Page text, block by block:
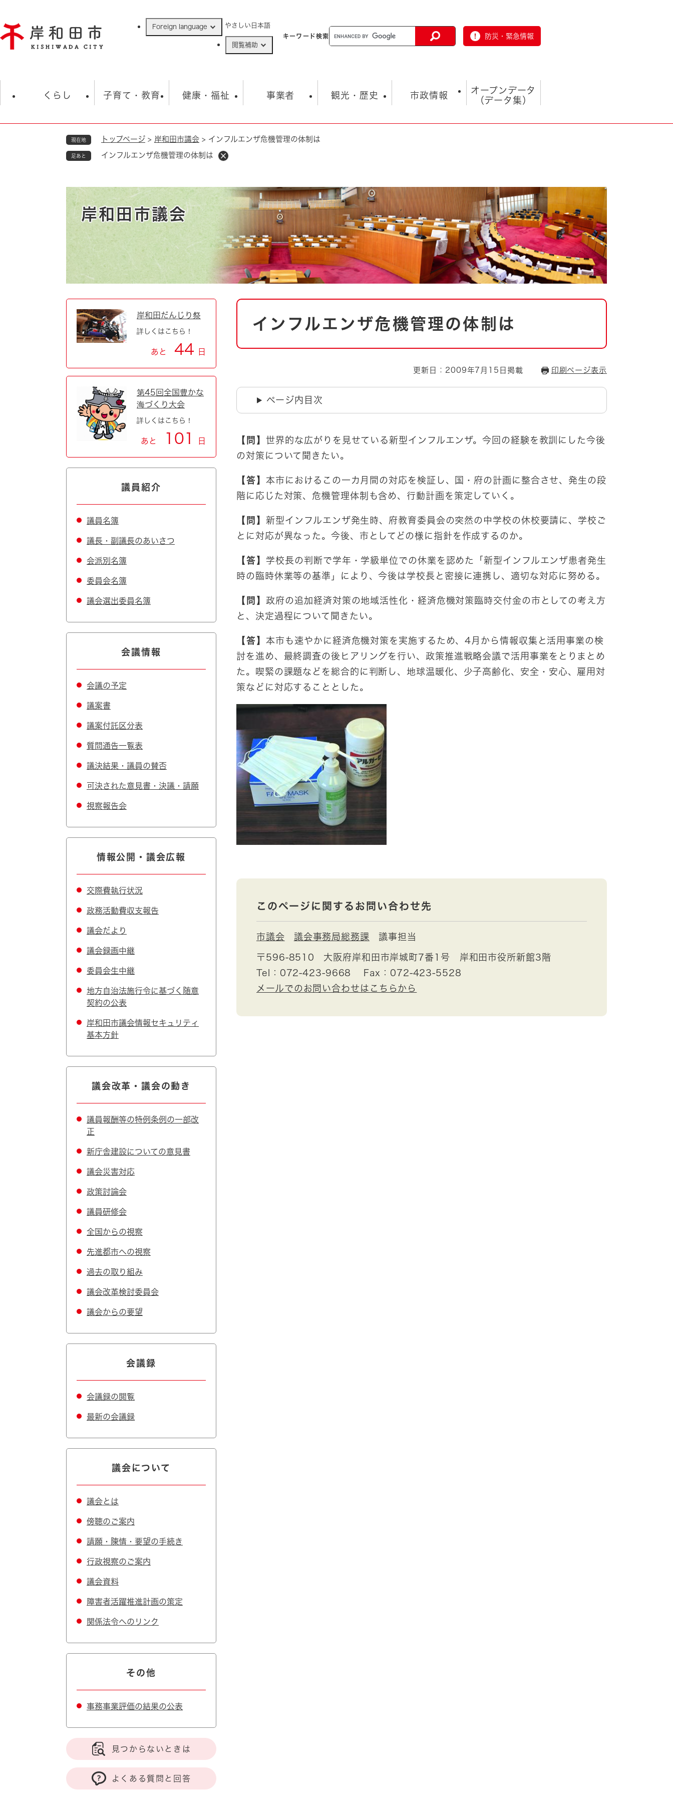
ジ
の
Foreign language やさしい日本語
閲覧補助
キーワード検索 防災・緊急情報
くらし
住民票・戸籍
ごみ・衛生・動物 救急・消防
防災・防犯 上水道・下水道
自然・環境・公園 住宅
引っ越し おくやみ
男女共同参画
地域コミュニティ・ボラン
道路・河川・交通 まちづくり
国際交流
子育て・教育
学校 子育て
健康・福祉
福祉・健康・生活 生涯学習・スポーツ
事業者
入札・契約情報
環境 福祉・介護
とじる
観光・歴史
観光 観光スポット
とじる
市政情報
市の概要
市政 職員採用情報
市役所・施設の案内
オープンデータ
（データ集）
オープンデータ
現在地 トップページ > 岸和田市議会 > インフルエンザ危機管理の体制は
足あと インフルエンザ危機管理の体制は
岸和田市議会
本
インフルエンザ危機管理の体制は
更新日：2009年7月15日掲載 印刷ページ表示
ページ内目次
【問】世界的な広がりを見せている新型インフルエンザ。今回の経験を教訓にした今後
の対策について聞きたい。
【答】 本市におけるこの一カ月間の対応を検証し、国・府の計画に整合させ、発生の段
階に応じた対策、危機管理体制も含め、行動計画を策定していく。
【問】 新型インフルエンザ発生時、府教育委員会の突然の中学校の休校要請に、学校ご
とに対応が異なった。今後、市としてどの様に指針を作成するのか。
【答】 学校長の判断で学年・学級単位での休業を認めた「新型インフルエンザ患者発生
時の臨時休業等の基準」により、今後は学校長と密接に連携し、適切な対応に努める。
【問】 政府の追加経済対策の地域活性化・経済危機対策臨時交付金の市としての考え方
と、決定過程について聞きたい。
【答】 本市も速やかに経済危機対策を実施するため、4月から情報収集と活用事業の検
討を進め、最終調査の後ヒアリングを行い、政策推進戦略会議で活用事業をとりまとめ
た。喫緊の課題などを総合的に判断し、地球温暖化、少子高齢化、安全・安心、雇用対
策などに対応することとした。
このページに関するお問い合わせ先
市議会 議会事務局総務課 議事担当
〒596-8510
大阪府岸和田市岸城町7番1号 岸和田市役所新館3階
Tel：072-423-9668
Fax：072-423-5528
メールでのお問い合わせはこちらから
岸和田だんじり祭
詳しくはこちら！
あと 44 日
第45回全国豊かな
海づくり大会
詳しくはこちら！
あと 101 日
議員紹介
議員名簿
議長・副議長のあいさつ
会派別名簿
委員会名簿
議会選出委員名簿
会議情報
会議の予定
議案書
議案付託区分表
質問通告一覧表
議決結果・議員の賛否
可決された意見書・決議・請願
視察報告会
情報公開・議会広報
交際費執行状況
政務活動費収支報告
議会だより
議会録画中継
委員会生中継
地方自治法施行令に基づく随意
契約の公表
岸和田市議会情報セキュリティ
基本方針
議会改革・議会の動き
議員報酬等の特例条例の一部改
正
新庁舎建設についての意見書
議会災害対応
政策討論会
議員研修会
全国からの視察
先進都市への視察
過去の取り組み
議会改革検討委員会
議会からの要望
会議録
会議録の閲覧
最新の会議録
議会について
議会とは
傍聴のご案内
請願・陳情・要望の手続き
行政視察のご案内
議会資料
障害者活躍推進計画の策定
関係法令へのリンク
その他
事務事業評価の結果の公表
見つからないときは
よくある質問と回答